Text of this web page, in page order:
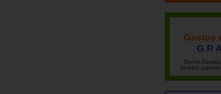
Gastos
G R
Envíos
pedidos